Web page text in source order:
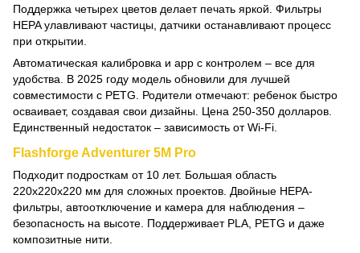
Поддержка четырех цветов делает печать яркой. Фильтры
HEPA улавливают частицы, датчики останавливают процесс
при открытии.
Автоматическая калибровка и app с контролем – все для
удобства. В 2025 году модель обновили для лучшей
совместимости с PETG. Родители отмечают: ребенок быстро
осваивает, создавая свои дизайны. Цена 250-350 долларов.
Единственный недостаток – зависимость от Wi-Fi.
Flashforge Adventurer 5M Pro
Подходит подросткам от 10 лет. Большая область
220x220x220 мм для сложных проектов. Двойные HEPA-
фильтры, автоотключение и камера для наблюдения –
безопасность на высоте. Поддерживает PLA, PETG и даже
композитные нити.